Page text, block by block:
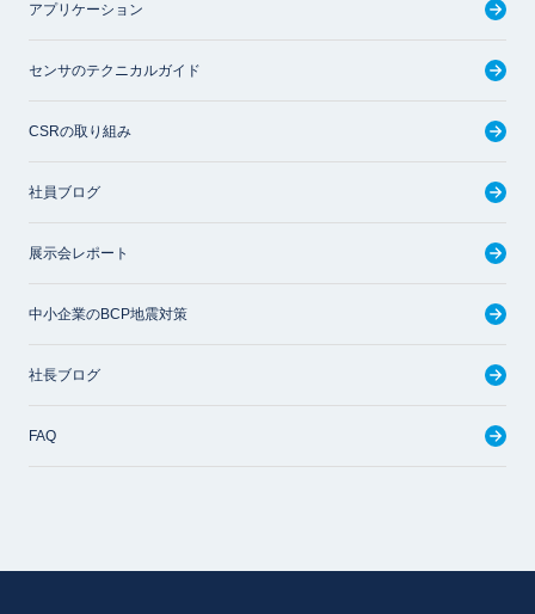
アプリケーション
センサのテクニカルガイド
CSRの取り組み
社員ブログ
展示会レポート
中小企業のBCP地震対策
社長ブログ
FAQ